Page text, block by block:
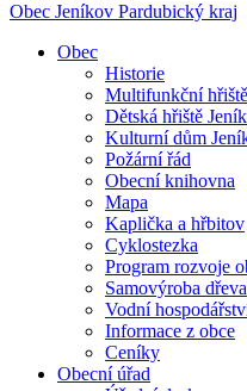
Obec Jeníkov Pardubický kraj
Obec
Historie
Multifunkční
Dětská hřiště
Kulturní dům
Požární řád
Obecní knihovna
Mapa
Kaplička a hřbitov
Cyklostezka
Program rozvoje
Samovýroba dřeva
Vodní
Informace z obce
Ceníky
Obecní úřad